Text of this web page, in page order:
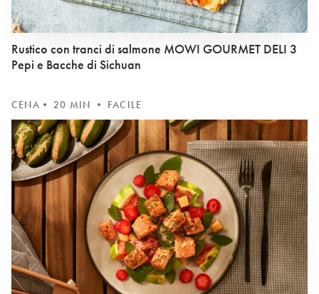
Rustico con tranci di salmone MOWI GOURMET DELI 3
Pepi e Bacche di Sichuan
CENA • 20 MIN • FACILE